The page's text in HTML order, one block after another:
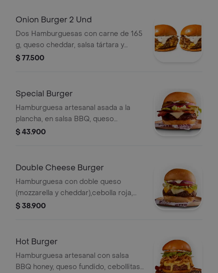
Onion Burger 2 Und
Dos Hamburguesas con carne de 165
g, queso cheddar, salsa tártara y
cebolla grillé confitada.
$ 77.500
Special Burger
Hamburguesa artesanal asada a la
plancha, en salsa BBQ, queso
mozzarella, tocineta, pepinillos,
$ 43.900
Double Cheese Burger
Hamburguesa con doble queso
(mozzarella y cheddar),cebolla roja,
tomate, lechuga y casquitos de papa.
$ 38.900
Hot Burger
Hamburguesa artesanal con salsa
BBQ honey, queso fundido, cebollitas